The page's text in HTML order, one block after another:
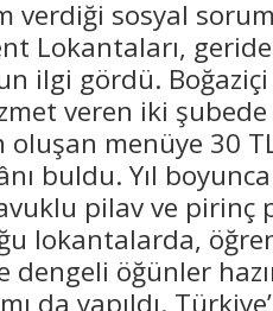
verdiği sosyal
Lokantaları,
ilgi gördü. Boğaziçi
veren iki
oluşan menüye 30
buldu. Yıl
pilav ve pirinç
lokantalarda,
dengeli öğünler
da yapıldı.